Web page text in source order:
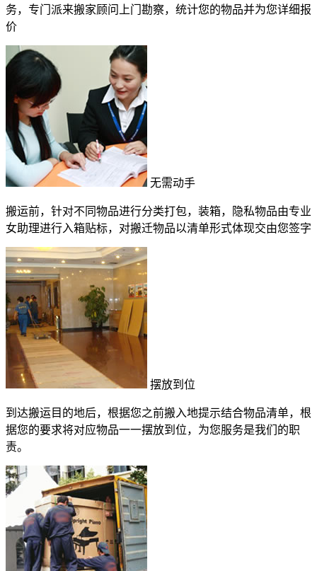
务，专门派来搬家顾问上门勘察，统计您的物品并为您详细报
价
无需动手
搬运前，针对不同物品进行分类打包，装箱，隐私物品由专业
女助理进行入箱贴标，对搬迁物品以清单形式体现交由您签字
摆放到位
到达搬运目的地后，根据您之前搬入地提示结合物品清单，根
据您的要求将对应物品一一摆放到位，为您服务是我们的职
责。